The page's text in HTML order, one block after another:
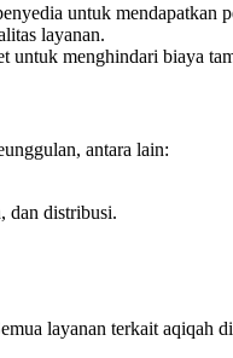
untuk mendapatkan
layanan.
untuk menghindari biaya
antara lain:
dan distribusi.
layanan terkait